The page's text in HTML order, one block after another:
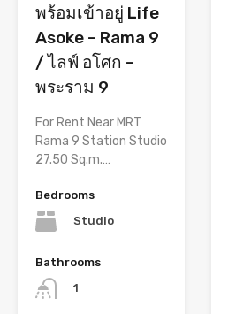
พร้อมเข้าอยู่ Life
Asoke – Rama 9
/ ไลฟ์ อโศก –
พระราม 9
For Rent Near MRT
Rama 9 Station Studio
27.50 Sq.m.…
Bedrooms
Studio
Bathrooms
1